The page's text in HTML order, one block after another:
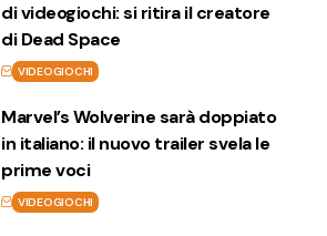
di videogiochi: si ritira il creatore
di Dead Space
VIDEOGIOCHI
Marvel’s Wolverine sarà doppiato
in italiano: il nuovo trailer svela le
prime voci
VIDEOGIOCHI